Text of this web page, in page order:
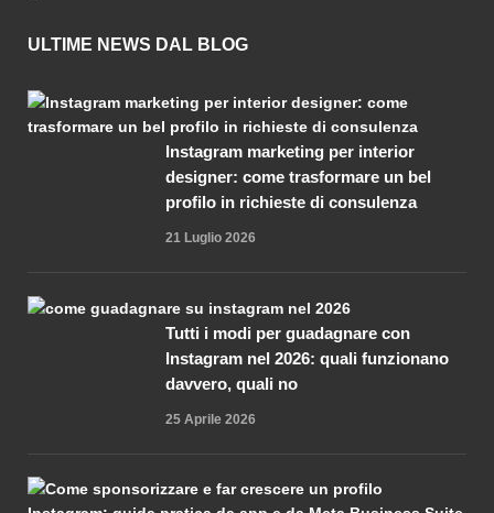
ULTIME NEWS DAL BLOG
Instagram marketing per interior
designer: come trasformare un bel
profilo in richieste di consulenza
21 Luglio 2026
Tutti i modi per guadagnare con
Instagram nel 2026: quali funzionano
davvero, quali no
25 Aprile 2026